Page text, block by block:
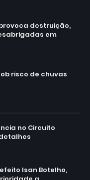
destruição,
em
risco de chuvas
no Circuito
Isan Botelho,